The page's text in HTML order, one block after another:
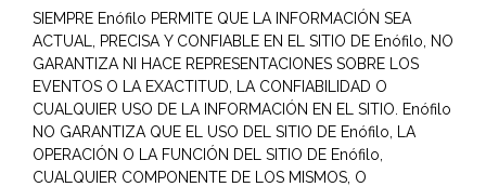
SIEMPRE Enófilo PERMITE QUE LA INFORMACIÓN SEA
ACTUAL, PRECISA Y CONFIABLE EN EL SITIO DE Enófilo, NO
GARANTIZA NI HACE REPRESENTACIONES SOBRE LOS
EVENTOS O LA EXACTITUD, LA CONFIABILIDAD O
CUALQUIER USO DE LA INFORMACIÓN EN EL SITIO. Enófilo
NO GARANTIZA QUE EL USO DEL SITIO DE Enófilo, LA
OPERACIÓN O LA FUNCIÓN DEL SITIO DE Enófilo,
CUALQUIER COMPONENTE DE LOS MISMOS, O